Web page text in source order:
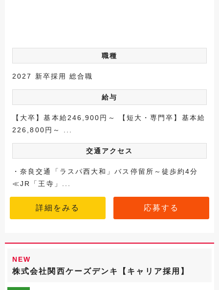
職種
2027 新卒採用 総合職
給与
【大卒】基本給246,900円～ 【短大・専門卒】基本給
226,800円～ ...
交通アクセス
・奈良交通「ラスパ西大和」バス停留所～徒歩約4分
≪JR「王寺」...
詳細をみる 応募する
NEW
株式会社関西ケーズデンキ【キャリア採用】